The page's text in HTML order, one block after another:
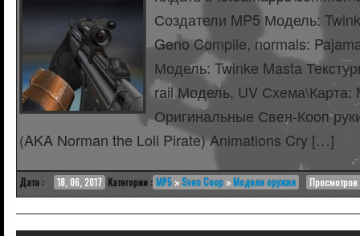
Создатели MP5 Модель:
Geno Compile, normals:
Модель: Twinke Masta
rail Модель, UV Схема\Карта:
Оригинальные Свен-Кооп
(AKA Norman the Loli Pirate) Animations Cry […]
Дата : 18, 06, 2017 Категории : MP5 »Sven Coop »Модели оружия Просмотров